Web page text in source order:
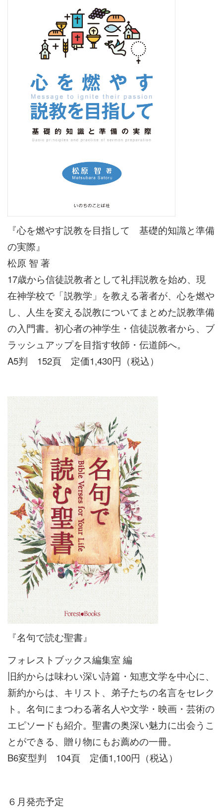
『心を燃やす説教を目指して 基礎的知識と準備
の実際』
松原 智 著
17歳から信徒説教者として礼拝説教を始め、現
在神学校で「説教学」を教える著者が、心を燃や
し、人生を変える説教についてまとめた説教準備
の入門書。初心者の神学生・信徒説教者から、ブ
ラッシュアップを目指す牧師・伝道師へ。
A5判 152頁 定価1,430円（税込）
『名句で読む聖書』
フォレストブックス編集室 編
旧約からは味わい深い詩篇・知恵文学を中心に、
新約からは、キリスト、弟子たちの名言をセレク
ト。名句にまつわる著名人や文学・映画・芸術の
エピソードも紹介。聖書の奥深い魅力に出会うこ
とができる、贈り物にもお薦めの一冊。
B6変型判 104頁 定価1,100円（税込）
６月発売予定